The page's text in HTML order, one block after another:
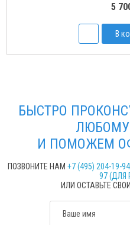
5
В
БЫСТРО
И ПОМОЖЕМ
ПОЗВОНИТЕ НАМ +7 (495) 204-19-94
97 (ДЛЯ
ИЛИ ОСТАВЬТЕ
Ваше имя